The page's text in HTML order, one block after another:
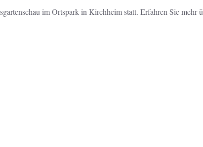
im Ortspark in Kirchheim statt. Erfahren Sie mehr